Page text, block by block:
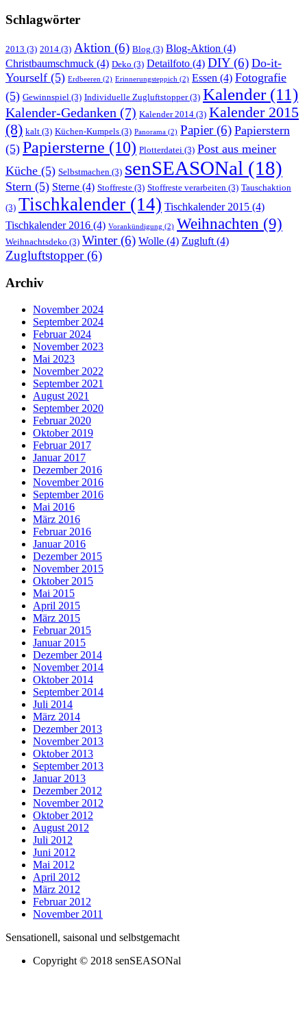
Schlagwörter
2013 (3) 2014 (3) Aktion (6) Blog (3) Blog-Aktion (4)
Christbaumschmuck (4) Deko (3) Detailfoto (4) DIY(6) Do-it-
Yourself (5) Erdbeeren (2) Erinnerungsteppich (2) Essen (4) Fotografie
(5) Gewinnspiel (3) Individuelle Zugluftstopper(3) Kalender(11)
Kalender-Gedanken (7) Kalender 2014 (3) Kalender 2015
(8) kalt (3) Küchen-Kumpels (3) Panorama (2) Papier(6) Papierstern
(5) Papiersterne (10) Plotterdatei (3) Post aus meiner
Küche (5) Selbstmachen (3) senSEASONal (18)
Stern (5) Sterne (4) Stoffreste (3) Stoffreste verarbeiten (3) Tauschaktion
(3) Tischkalender (14) Tischkalender 2015 (4)
Tischkalender 2016 (4) Vorankündigung (2) Weihnachten (9)
Weihnachtsdeko (3) Winter(6) Wolle (4) Zugluft (4)
Zugluftstopper(6)
Archiv
November 2024
September 2024
Februar 2024
November 2023
Mai 2023
November 2022
September 2021
August 2021
September 2020
Februar 2020
Oktober 2019
Februar 2017
Januar 2017
Dezember 2016
November 2016
September 2016
Mai 2016
März 2016
Februar 2016
Januar 2016
Dezember 2015
November 2015
Oktober 2015
Mai 2015
April 2015
März 2015
Februar 2015
Januar 2015
Dezember 2014
November 2014
Oktober 2014
September 2014
Juli 2014
März 2014
Dezember 2013
November 2013
Oktober 2013
September 2013
Januar 2013
Dezember 2012
November 2012
Oktober 2012
August 2012
Juli 2012
Juni 2012
Mai 2012
April 2012
März 2012
Februar 2012
November 2011
Sensationell, saisonal und selbstgemacht
Copyright © 2018 senSEASONal